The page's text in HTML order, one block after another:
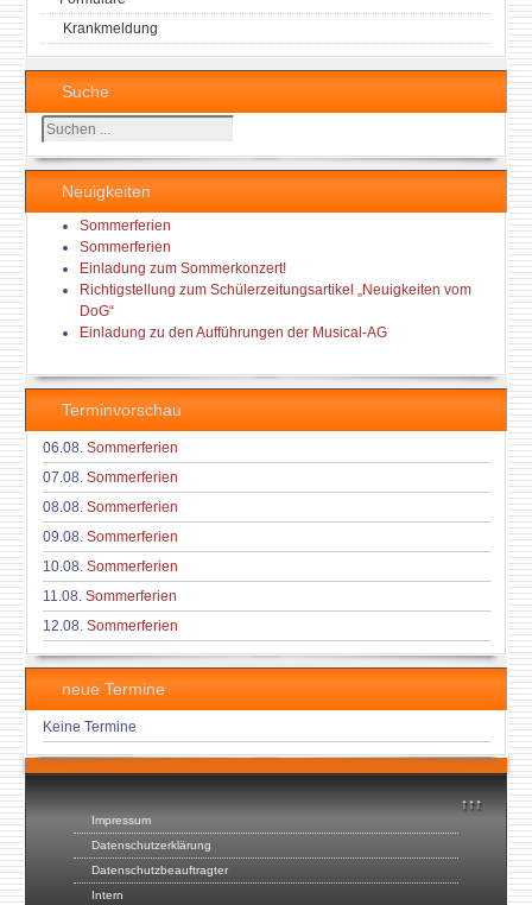
↑↑↑
Impressum
Datenschutzerklärung
Datenschutzbeauftragter
Intern
Krankmeldung
Suche
Suchen
...
Neuigkeiten
Sommerferien
Sommerferien
Einladung zum Sommerkonzert!
Richtigstellung zum Schülerzeitungsartikel „Neuigkeiten vom
DoG“
Einladung zu den Aufführungen der Musical-AG
Terminvorschau
06.08. Sommerferien
07.08. Sommerferien
08.08. Sommerferien
09.08. Sommerferien
10.08. Sommerferien
11.08. Sommerferien
12.08. Sommerferien
neue Termine
Keine Termine